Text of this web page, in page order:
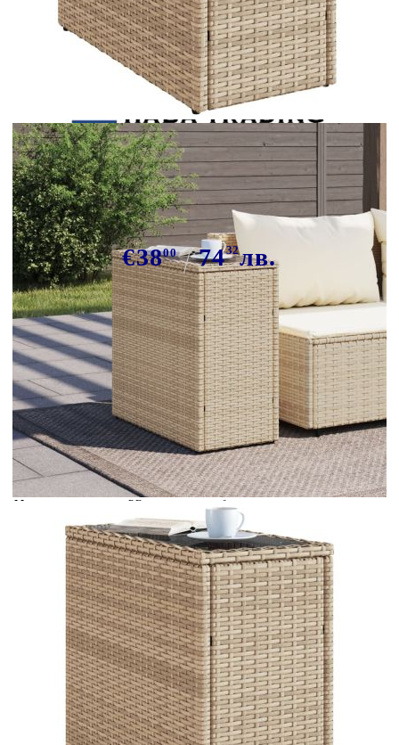
Сподели Tweet
Градинска маса със стъклен плот
бежова 58x27,5x55 см полиратан
€3800 7432лв.
В наличност: 177 бр.
Време за доставка: 5 до 9 дни
Безплатна доставка до адрес при плащане по банков път
Бежов и черен
Материал:
PE ратан, прахово боядисана стомана, закалено
стъкло
58 x 27,5 x 55 см (Д x Ш x В)
EAN code:
8721012334564
Размери на
стъклото:
51,5 x 21,5 см (Д x Ш)
Купи на изплащане
Credit calculator
Градинска маса със стъклен плот бежова 58x27,5x55
см полиратан
Please select credit institution
Цена на продукта: €38.00
Extraction of information from credit institutions